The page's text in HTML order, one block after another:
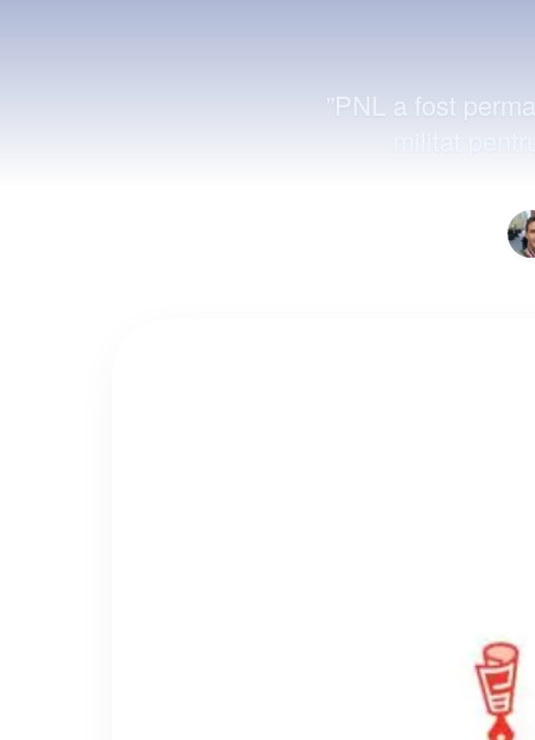
”PNL a fost